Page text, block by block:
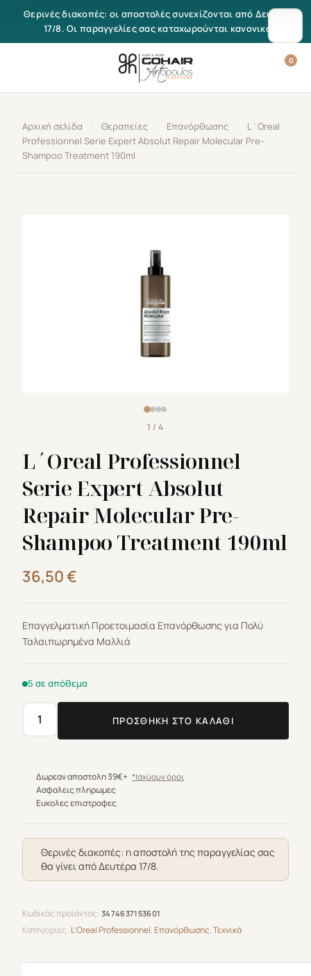
Μετάβαση στο περιεχόμενο
Θερινές διακοπές: οι αποστολές συνεχίζονται από Δευτέρα
17/8. Οι παραγγελίες σας καταχωρούνται κανονικά.
0
Αρχική σελίδα Θεραπείες Επανόρθωσης
L΄Oreal
Professionnel Serie Expert Absolut Repair Molecular Pre-
Shampoo Treatment 190ml
1 / 4
L΄Oreal Professionnel
Serie Expert Absolut
Repair Molecular Pre-
Shampoo Treatment 190ml
36,50€
Επαγγελματική Προετοιμασία Επανόρθωσης για Πολύ
Ταλαιπωρημένα Μαλλιά
5 σε απόθεμα
L΄Oreal
Professionnel
Expert
Absolut
Repair
Pre-
Shampoo
Treatment
ΠΡΟΣΘΉΚΗ ΣΤΟ ΚΑΛΆΘΙ
Δωρεαν αποστολη 39€+ *Ισχύουν όροι
Ασφαλεις πληρωμες
Ευκολες επιστροφες
Θερινές διακοπές: η αποστολή της παραγγελίας σας
θα γίνει από Δευτέρα 17/8.
Κωδικός προϊόντος: 3474637153601
Κατηγορίες: L'Oreal Professionnel,Επανόρθωσης,Τεχνικά